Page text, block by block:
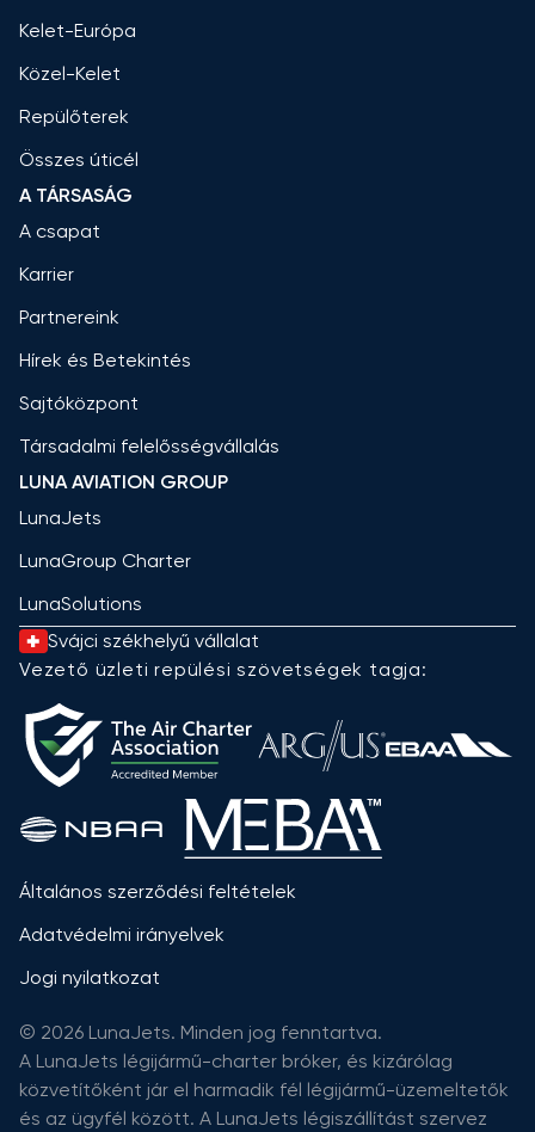
Kelet-Európa
Közel-Kelet
Repülőterek
Összes úticél
A TÁRSASÁG
A csapat
Karrier
Partnereink
Hírek és Betekintés
Sajtóközpont
Társadalmi felelősségvállalás
LUNA AVIATION GROUP
LunaJets
LunaGroup Charter
LunaSolutions
Svájci székhelyű vállalat
Vezető üzleti repülési szövetségek tagja:
Általános szerződési feltételek
Adatvédelmi irányelvek
Jogi nyilatkozat
© 2026 LunaJets. Minden jog fenntartva.
A LunaJets légijármű-charter bróker, és kizárólag
közvetítőként jár el harmadik fél légijármű-üzemeltetők
és az ügyfél között. A LunaJets légiszállítást szervez